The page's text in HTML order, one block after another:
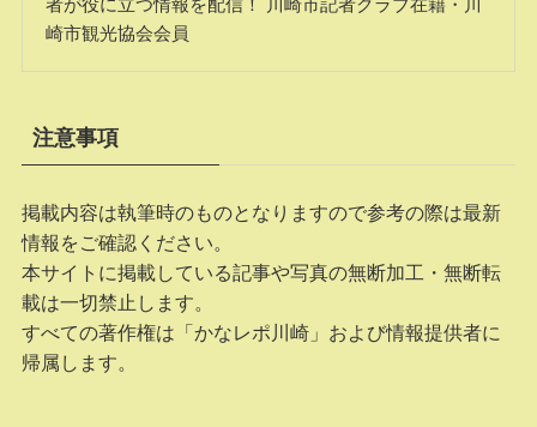
者が役に立つ情報を配信！ 川崎市記者クラブ在籍・川
崎市観光協会会員
注意事項
掲載内容は執筆時のものとなりますので参考の際は最新
情報をご確認ください。
本サイトに掲載している記事や写真の無断加工・無断転
載は一切禁止します。
すべての著作権は「かなレポ川崎」および情報提供者に
帰属します。